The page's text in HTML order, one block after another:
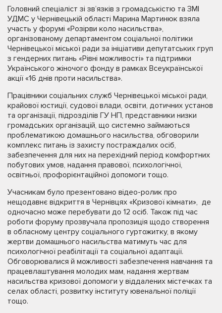
Головний спеціаліст зі зв’язків з громадськістю та ЗМІ
УДМС у Чернівецькій області Марина Мартинюк взяла
участь у форумі «Розірви коло насильства»,
організованому департаментом соціальної політики
Чернівецької міської ради за ініціативи депутатських груп
з гендерних питань «Рівні можливості» та підтримки
Українського жіночого фонду в рамках Всеукраїнської
акції «16 днів проти насильства».
Працівники соціальних служб Чернівецької міської ради,
крайової юстиції, судової влади, освіти, дотичних установ
та організації, підрозділів ГУ НП, представники низки
громадських організацій, що системно займаються
проблематикою домашнього насильства, обговорили
комплекс питань із захисту постраждалих осіб,
забезпечення для них на перехідний період комфортних
побутових умов, надання правової, психологічної,
освітньої, профорієнтаційної допомоги тощо.
Учасникам було презентовано відео-ролик про
нещодавнє відкриття в Чернівцях «Кризової кімнати», де
одночасно може перебувати до 12 осіб. Також під час
роботи форуму прозвучала пропозиція щодо створення
в обласному центру соціального гуртожитку, в якому
жертви домашнього насильства матимуть час для
психологічної реабілітації та соціальної адаптації.
Обговорювалися й можливості забезпечення навчання та
працевлаштування молодих мам, надання жертвам
насильства кризової допомоги у віддалених містечках та
селах області, розвитку інституту ювенальної поліції
тощо.